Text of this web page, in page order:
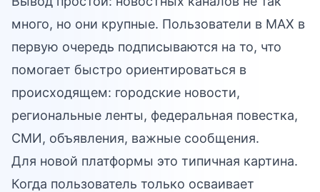
много, но они крупные. Пользователи в MAX в
первую очередь подписываются на то, что
помогает быстро ориентироваться в
происходящем: городские новости,
региональные ленты, федеральная повестка,
СМИ, объявления, важные сообщения.
Для новой платформы это типичная картина.
Когда пользователь только осваивает